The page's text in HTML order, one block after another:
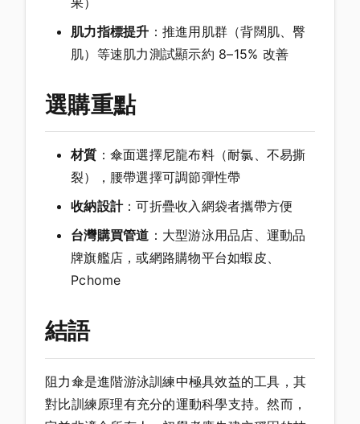
肌力指標提升 ：推進用肌群（背闊肌、臀
肌）等速肌力測試顯示約 8–15% 改善
選購重點
材質 ：傘面選擇尼龍布料（耐氯、不易撕
裂），腰帶選擇可調節彈性帶
收納設計：可折疊收入網袋者攜帶方便
台灣購買管道 ：大型游泳用品店、運動品
牌旗艦店，或網路購物平台如蝦皮、
Pchome
結語
阻力傘是進階游泳訓練中極具效益的工具，其
對比訓練原理有充分的運動科學支持。然而，